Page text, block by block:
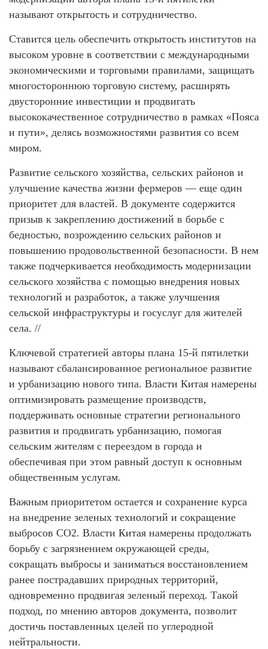
называют открытость и сотрудничество.
Ставится цель обеспечить открытость институтов на
высоком уровне в соответствии с международными
экономическими и торговыми правилами, защищать
многостороннюю торговую систему, расширять
двусторонние инвестиции и продвигать
высококачественное сотрудничество в рамках «Пояса
и пути», делясь возможностями развития со всем
миром.
Развитие сельского хозяйства, сельских районов и
улучшение качества жизни фермеров — еще один
приоритет для властей. В документе содержится
призыв к закреплению достижений в борьбе с
бедностью, возрождению сельских районов и
повышению продовольственной безопасности. В нем
также подчеркивается необходимость модернизации
сельского хозяйства с помощью внедрения новых
технологий и разработок, а также улучшения
сельской инфраструктуры и госуслуг для жителей
села. //
Ключевой стратегией авторы плана 15-й пятилетки
называют сбалансированное региональное развитие
и урбанизацию нового типа. Власти Китая намерены
оптимизировать размещение производств,
поддерживать основные стратегии регионального
развития и продвигать урбанизацию, помогая
сельским жителям с переездом в города и
обеспечивая при этом равный доступ к основным
общественным услугам.
Важным приоритетом остается и сохранение курса
на внедрение зеленых технологий и сокращение
выбросов СО2. Власти Китая намерены продолжать
борьбу с загрязнением окружающей среды,
сокращать выбросы и заниматься восстановлением
ранее пострадавших природных территорий,
одновременно продвигая зеленый переход. Такой
подход, по мнению авторов документа, позволит
достичь поставленных целей по углеродной
нейтральности.